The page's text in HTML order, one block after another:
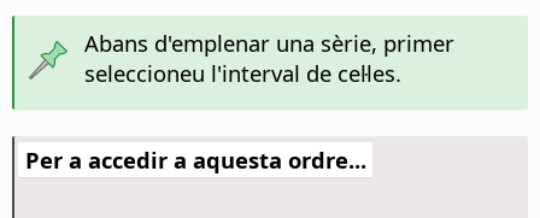
Abans d'emplenar una sèrie, primer
seleccioneu l'interval de cel·les.
Per a accedir a aquesta ordre...